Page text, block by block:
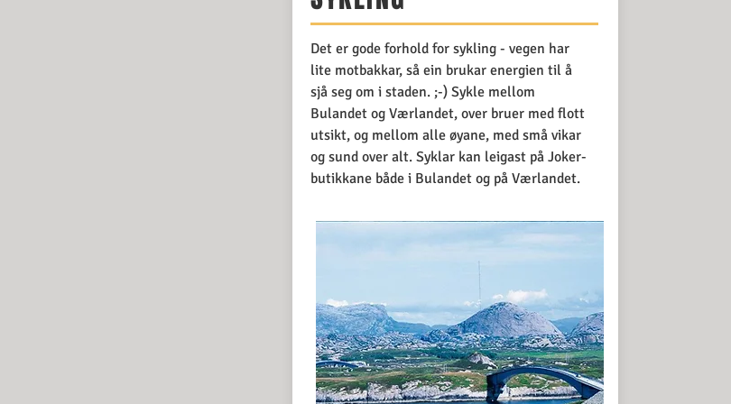
Det er gode forhold for sykling - vegen har
lite motbakkar, så ein brukar energien til å
sjå seg om i staden. ;-) Sykle mellom
Bulandet og Værlandet, over bruer med flott
utsikt, og mellom alle øyane, med små vikar
og sund over alt. Syklar kan leigast på Joker-
butikkane både i Bulandet og på Værlandet.